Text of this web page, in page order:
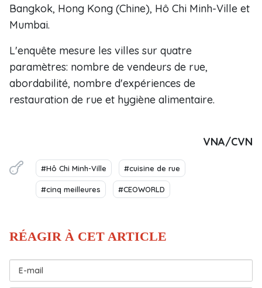
Bangkok, Hong Kong (Chine), Hô Chi Minh-Ville et
Mumbai.
L'enquête mesure les villes sur quatre
paramètres: nombre de vendeurs de rue,
abordabilité, nombre d'expériences de
restauration de rue et hygiène alimentaire.
VNA/CVN
#Hô Chi Minh-Ville #cuisine de rue
#cinq meilleures #CEOWORLD